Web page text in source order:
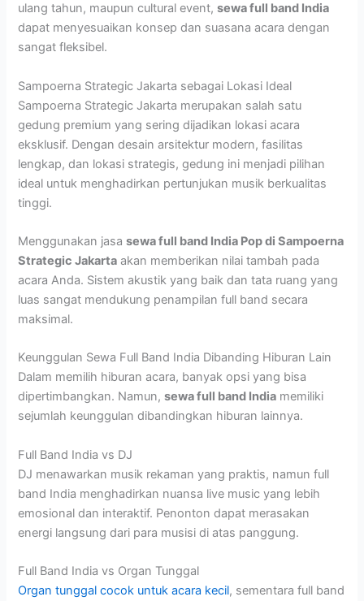
ulang tahun, maupun cultural event,sewa full band India
dapat menyesuaikan konsep dan suasana acara dengan
sangat fleksibel.
Sampoerna Strategic Jakarta sebagai Lokasi Ideal
Sampoerna Strategic Jakarta merupakan salah satu
gedung premium yang sering dijadikan lokasi acara
eksklusif. Dengan desain arsitektur modern, fasilitas
lengkap, dan lokasi strategis, gedung ini menjadi pilihan
ideal untuk menghadirkan pertunjukan musik berkualitas
tinggi.
Menggunakan jasasewa full band India Pop di Sampoerna
Strategic Jakarta akan memberikan nilai tambah pada
acara Anda. Sistem akustik yang baik dan tata ruang yang
luas sangat mendukung penampilan full band secara
maksimal.
Keunggulan Sewa Full Band India Dibanding Hiburan Lain
Dalam memilih hiburan acara, banyak opsi yang bisa
dipertimbangkan. Namun,sewa full band India memiliki
sejumlah keunggulan dibandingkan hiburan lainnya.
Full Band India vs DJ
DJ menawarkan musik rekaman yang praktis, namun full
band India menghadirkan nuansa live music yang lebih
emosional dan interaktif. Penonton dapat merasakan
energi langsung dari para musisi di atas panggung.
Full Band India vs Organ Tunggal
Organ tunggal cocok untuk acara kecil, sementara full band